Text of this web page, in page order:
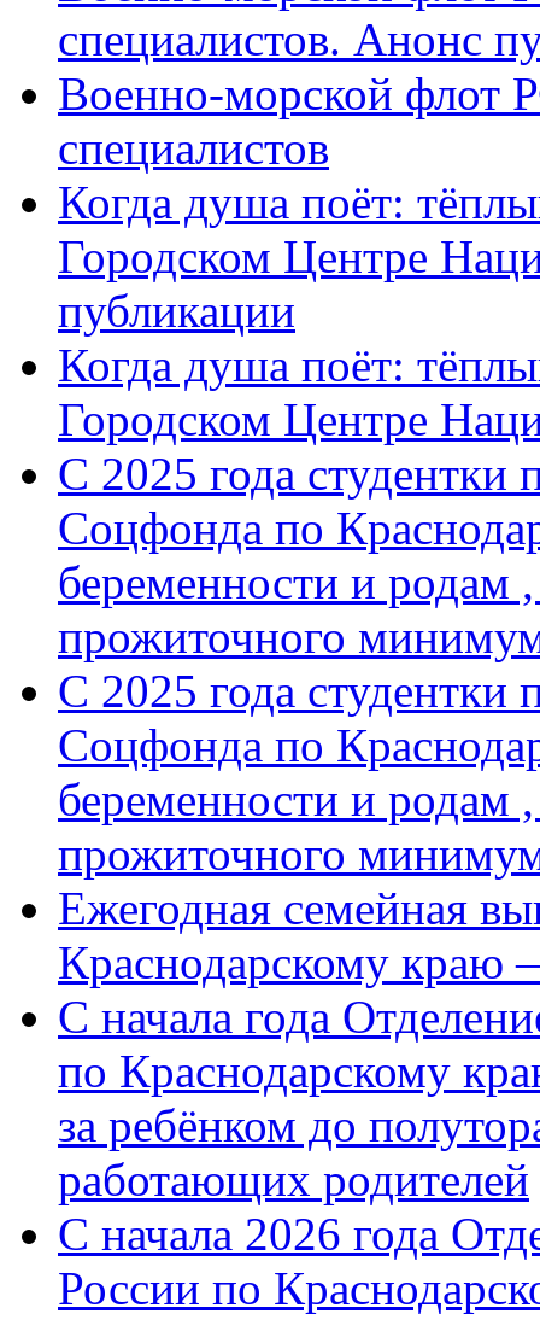
специалистов. Анонс
Военно-морской флот
специалистов
Когда душа поёт:
Городском Центре
публикации
Когда душа поёт:
Городском Центре
С 2025 года студентки
Соцфонда по
беременности и родам
прожиточного
С 2025 года студентки
Соцфонда по
беременности и родам
прожиточного
Ежегодная семейная
Краснодарскому краю
С начала года
по Краснодарскому
за ребёнком до
работающих родителей
С начала 2026 года
России по